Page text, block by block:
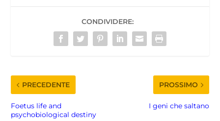
CONDIVIDERE:
PRECEDENTE
Foetus life and
psychobiological destiny
PROSSIMO
I geni che saltano